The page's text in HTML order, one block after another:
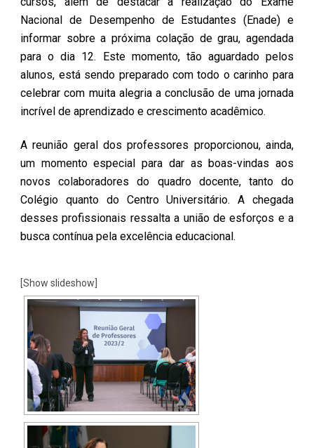
Nacional de Desempenho de Estudantes (Enade) e
informar sobre a próxima colação de grau, agendada
para o dia 12. Este momento, tão aguardado pelos
alunos, está sendo preparado com todo o carinho para
celebrar com muita alegria a conclusão de uma jornada
incrível de aprendizado e crescimento acadêmico.
A reunião geral dos professores proporcionou, ainda,
um momento especial para dar as boas-vindas aos
novos colaboradores do quadro docente, tanto do
Colégio quanto do Centro Universitário. A chegada
desses profissionais ressalta a união de esforços e a
busca contínua pela excelência educacional.
[Show slideshow]